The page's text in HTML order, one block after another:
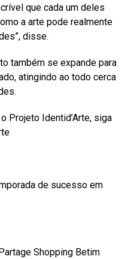
que cada um deles
a arte pode realmente
disse.
também se expande para
atingindo ao todo cerca
Projeto Identid’Arte, siga
de sucesso em
Shopping Betim